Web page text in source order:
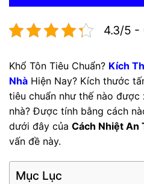
4.3/5 -
Khổ Tôn Tiêu Chuẩn? Kích
Nhà Hiện Nay? Kích thước
tiêu chuẩn như thế nào
nhà? Được tính bằng cách
dưới đây của Cách Nhiệt An
vấn đề này.
Mục Lục